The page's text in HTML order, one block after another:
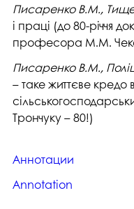
Писаренко В.М.,
і праці (до 80-річчя
професора М.М.
Писаренко В.М.,
– таке життєве кредо
Трончуку – 80!)
Аннотации
Annotation